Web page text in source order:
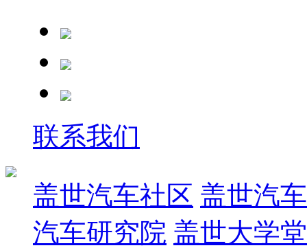
联系我们
盖世汽车社区 盖世汽
汽车研究院 盖世大学堂